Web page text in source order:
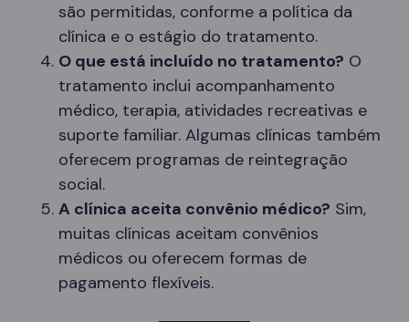
são permitidas, conforme a política da
clínica e o estágio do tratamento.
O que está incluído no tratamento? O
tratamento inclui acompanhamento
médico, terapia, atividades recreativas e
suporte familiar. Algumas clínicas também
oferecem programas de reintegração
social.
A clínica aceita convênio médico? Sim,
muitas clínicas aceitam convênios
médicos ou oferecem formas de
pagamento flexíveis.